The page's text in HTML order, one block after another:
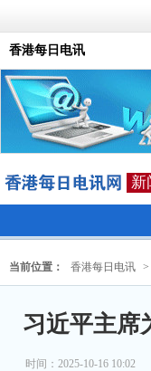
香港每日电讯
新
当前位置： 香港每日电讯 >
习近平主席
时间：2025-10-16 10:02